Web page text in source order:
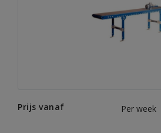
Prijs vanaf Per week